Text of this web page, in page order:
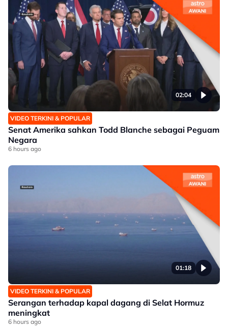
02:04
VIDEO TERKINI & POPULAR
Senat Amerika sahkan Todd Blanche sebagai Peguam
Negara
6 hours ago
01:18
VIDEO TERKINI & POPULAR
Serangan terhadap kapal dagang di Selat Hormuz
meningkat
6 hours ago